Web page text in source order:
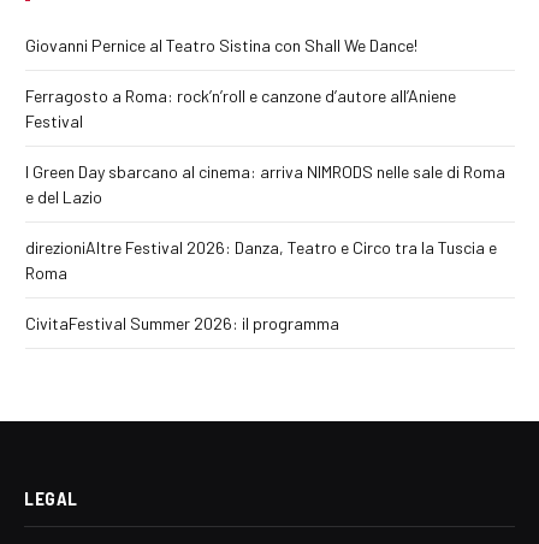
Giovanni Pernice al Teatro Sistina con Shall We Dance!
Ferragosto a Roma: rock’n’roll e canzone d’autore all’Aniene
Festival
I Green Day sbarcano al cinema: arriva NIMRODS nelle sale di Roma
e del Lazio
direzioniAltre Festival 2026: Danza, Teatro e Circo tra la Tuscia e
Roma
CivitaFestival Summer 2026: il programma
LEGAL